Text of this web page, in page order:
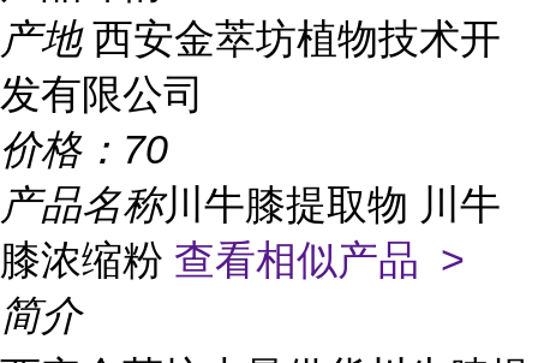
产地 西安金萃坊植物技术开
发有限公司
价格： 70
产品名称川牛膝提取物 川牛
膝浓缩粉 查看相似产品 >
简介